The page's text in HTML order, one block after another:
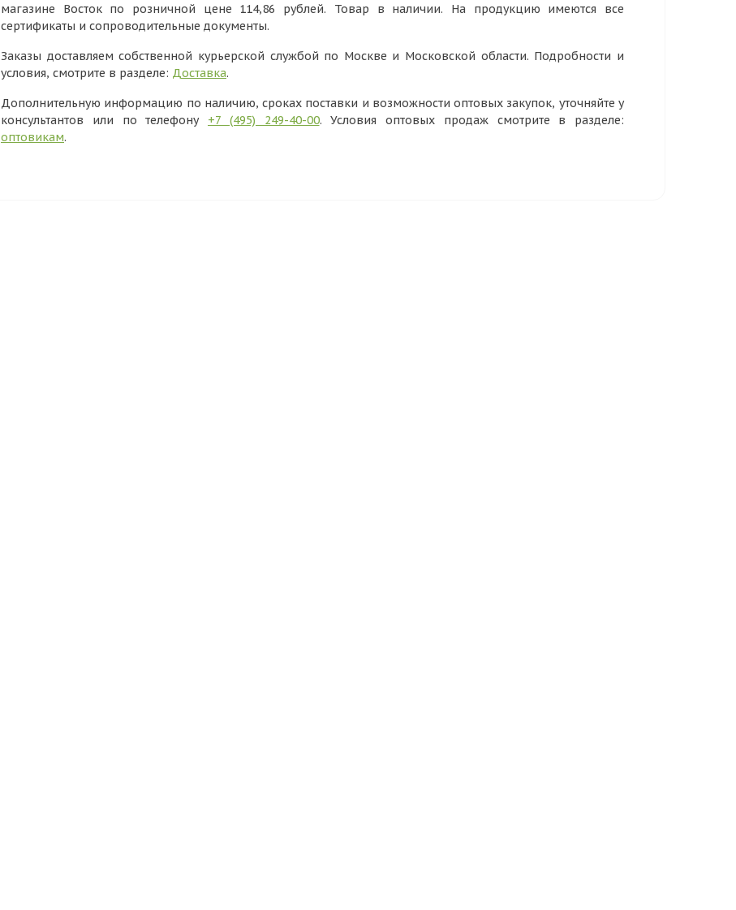
магазине Восток по розничной цене 114,86 рублей. Товар в наличии. На продукцию имеются все
сертификаты и сопроводительные документы.
Заказы доставляем собственной курьерской службой по Москве и Московской области. Подробности и
условия, смотрите в разделе: Доставка.
Дополнительную информацию по наличию, сроках поставки и возможности оптовых закупок, уточняйте у
консультантов или по телефону +7 (495) 249-40-00. Условия оптовых продаж смотрите в разделе:
оптовикам.